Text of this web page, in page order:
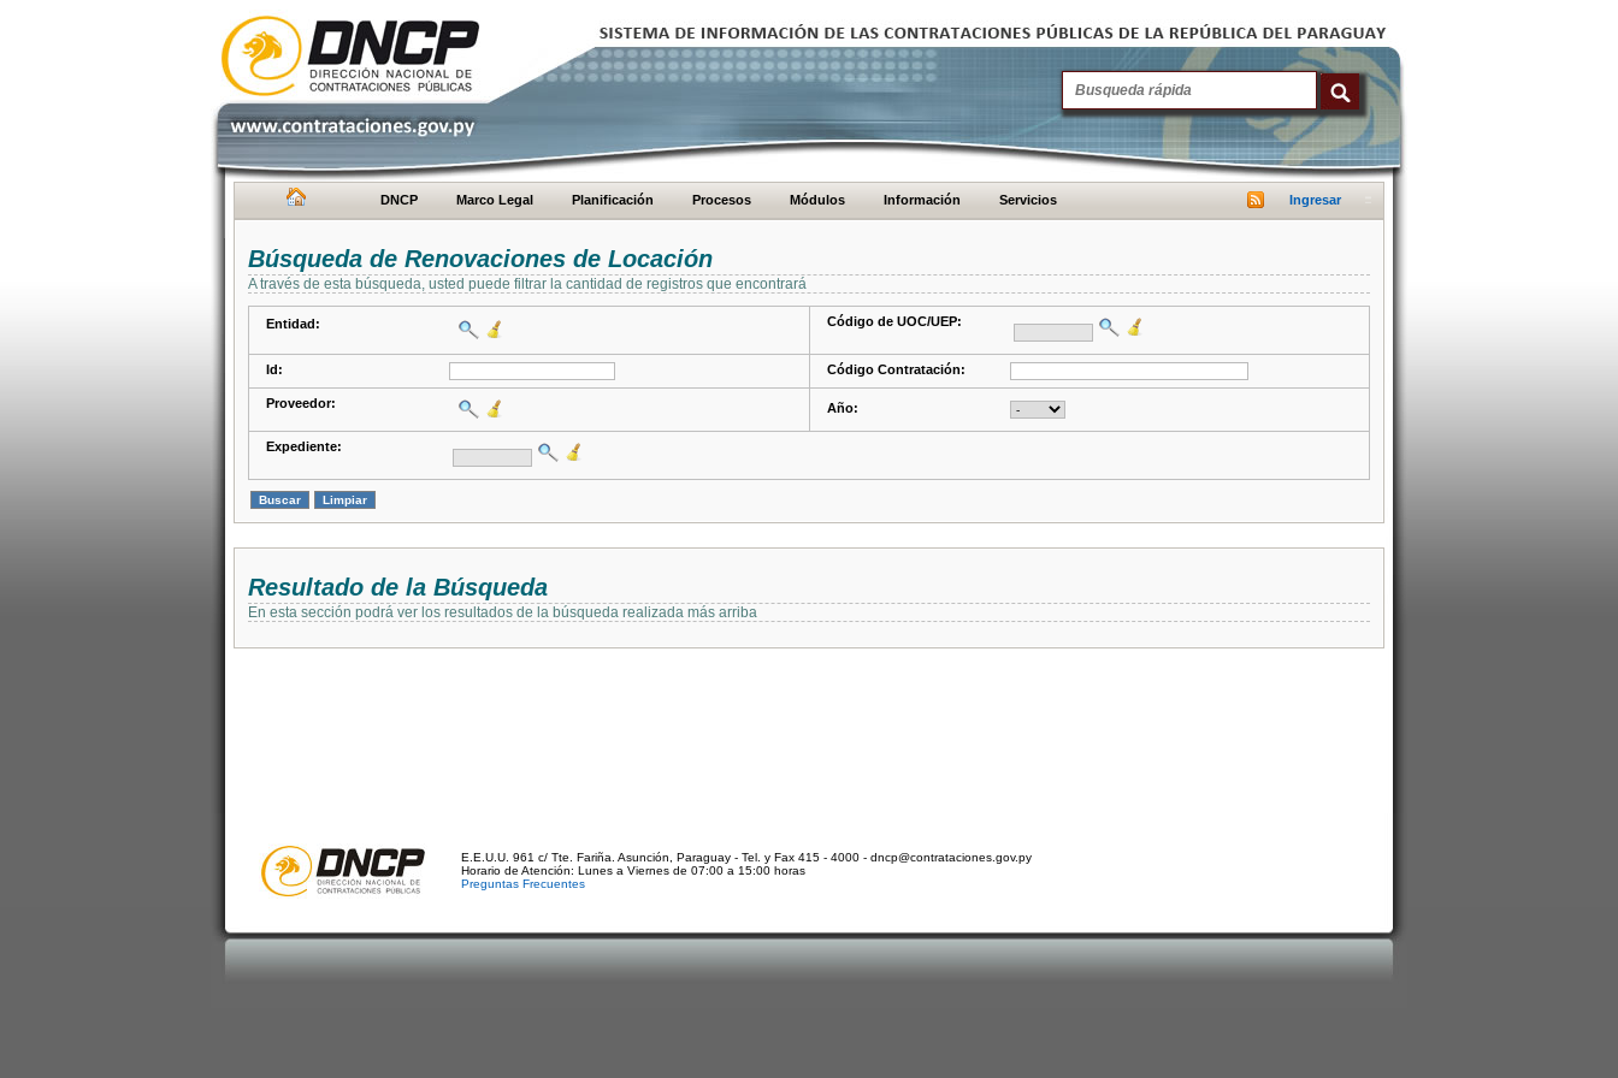
DNCP Marco Legal Planificación Procesos Módulos Información Servicios Ingresar
Búsqueda de Renovaciones de Locación
A través de esta búsqueda, usted puede filtrar la cantidad de registros que encontrará
Entidad: Código de UOC/UEP:
Id: Código Contratación:
Proveedor: Año:
Expediente:
Resultado de la Búsqueda
En esta sección podrá ver los resultados de la búsqueda realizada más arriba
E.E.U.U. 961 c/ Tte. Fariña. Asunción, Paraguay - Tel. y Fax 415 - 4000 - dncp@contrataciones.gov.py
Horario de Atención: Lunes a Viernes de 07:00 a 15:00 horas
Preguntas Frecuentes